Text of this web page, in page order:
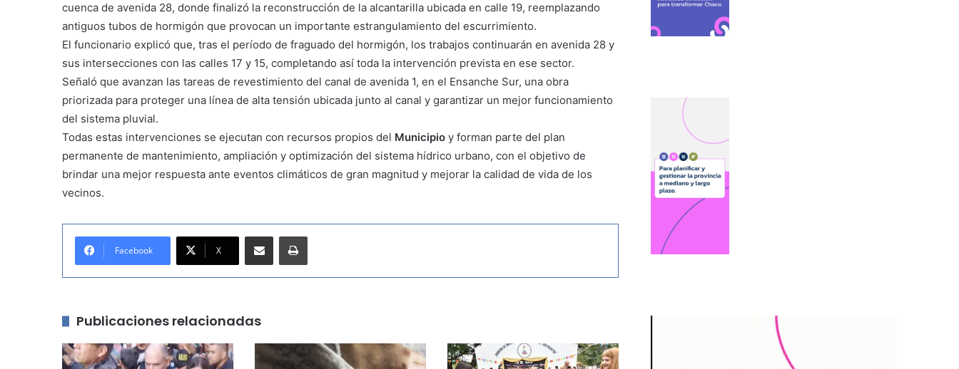
cuenca de avenida 28, donde finalizó la reconstrucción de la alcantarilla ubicada en calle 19, reemplazando
antiguos tubos de hormigón que provocan un importante estrangulamiento del escurrimiento.
El funcionario explicó que, tras el período de fraguado del hormigón, los trabajos continuarán en avenida 28 y
sus intersecciones con las calles 17 y 15, completando así toda la intervención prevista en ese sector.
Señaló que avanzan las tareas de revestimiento del canal de avenida 1, en el Ensanche Sur, una obra
priorizada para proteger una línea de alta tensión ubicada junto al canal y garantizar un mejor funcionamiento
del sistema pluvial.
Todas estas intervenciones se ejecutan con recursos propios del Municipio y forman parte del plan
permanente de mantenimiento, ampliación y optimización del sistema hídrico urbano, con el objetivo de
brindar una mejor respuesta ante eventos climáticos de gran magnitud y mejorar la calidad de vida de los
vecinos.
Facebook X
Publicaciones relacionadas